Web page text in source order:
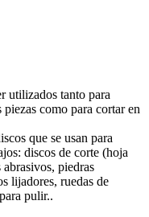
utilizados tanto para
como para cortar en
que se usan para
discos de corte (hoja
piedras
lijadores, ruedas de
pulir..